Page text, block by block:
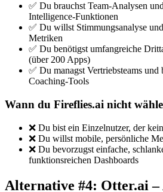
✅ Du brauchst Team-Analysen
Intelligence-Funktionen
✅ Du willst Stimmungsanalyse
Metriken
✅ Du benötigst umfangreiche
(über 200 Apps)
✅ Du managst Vertriebsteams und
Coaching-Tools
Wann du Fireflies.ai nicht
❌ Du bist ein Einzelnutzer, der
❌ Du willst mobile, persönliche
❌ Du bevorzugst einfache,
funktionsreichen Dashboards
Alternative #4: Otter.ai –